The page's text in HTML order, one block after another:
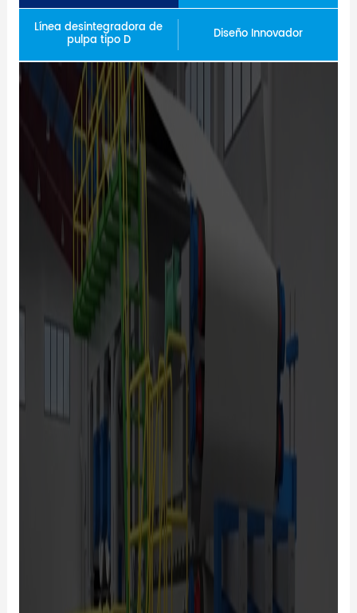
Línea desintegradora de
pulpa tipo D Diseño Innovador